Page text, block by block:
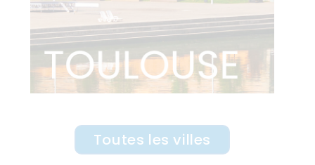
Toutes les villes